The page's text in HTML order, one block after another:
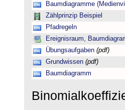
Baumdiagramme
Zählprinzip Beispiel
Pfadregeln
Ereignisraum,
Übungsaufgaben (pdf)
Grundwissen (pdf)
Baumdiagramm